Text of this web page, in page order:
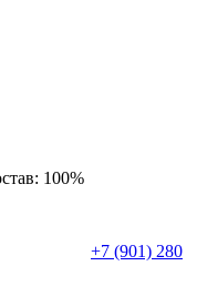
100%
+7 (901) 280